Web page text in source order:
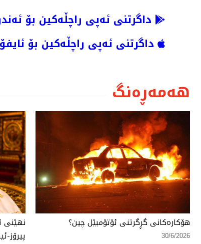
داگرتنی ئەپی راچڵەکین بۆ
داگرتنی ئەپی راچڵەکین بۆ
هەمەڕەنگ
هۆكارەكانی گڕگرتنی ئۆتۆمبێل چین؟
30/6/2026
نهێنی
پیرۆز-